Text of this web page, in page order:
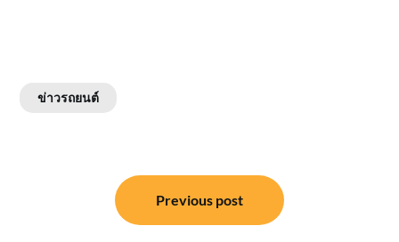
ข่าวรถยนต์
Previous post